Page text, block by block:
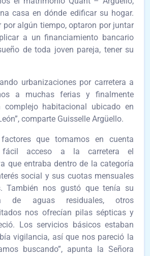
casa en dónde edificar su hogar.
por algún tiempo, optaron por juntar
a un financiamiento bancario
de toda joven pareja, tener su
urbanizaciones por carretera a
a muchas ferias y finalmente
habitacional ubicado en
comparte Guisselle Argüello.
que tomamos en cuenta
fácil acceso a la carretera el
que entraba dentro de la categoría
social y sus cuotas mensuales
También nos gustó que tenía su
de aguas residuales, otros
nos ofrecían pilas sépticas y
Los servicios básicos estaban
vigilancia, así que nos pareció la
buscando”, apunta la Señora